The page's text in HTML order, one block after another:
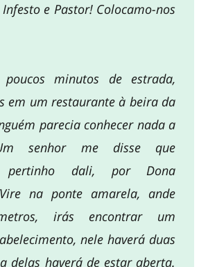
e Pastor! Colocamo-nos
poucos minutos de estrada,
em um restaurante à beira da
parecia conhecer nada a
senhor me disse que
pertinho dali, por Dona
na ponte amarela, ande
irás encontrar um
nele haverá duas
delas haverá de estar aberta.